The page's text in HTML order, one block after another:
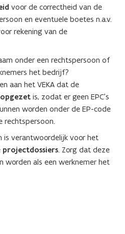
voor de correctheid van de
en eventuele boetes n.a.v.
rekening van de
onder een rechtspersoon of
het bedrijf?
aan het VEKA dat de
is, zodat er geen EPC’s
worden onder de EP-code
rechtspersoon.
is verantwoordelijk voor het
projectdossiers. Zorg dat deze
worden als een werknemer het